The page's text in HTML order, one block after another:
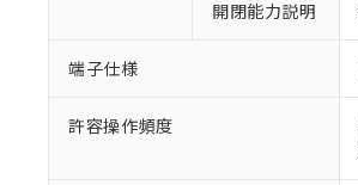
開閉能力説明
端子仕様
許容操作頻度